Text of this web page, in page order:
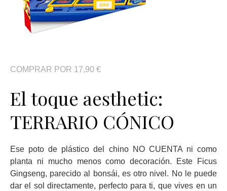
COMPRAR POR 17,90 €
El toque aesthetic:
TERRARIO CÓNICO
Ese poto de plástico del chino NO CUENTA ni como
planta ni mucho menos como decoración. Este Ficus
Gingseng, parecido al bonsái, es otro nivel. No le puede
dar el sol directamente, perfecto para ti, que vives en un